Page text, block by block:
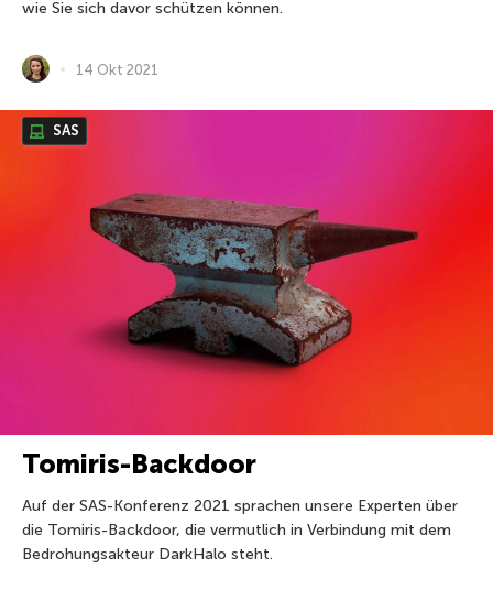
wie Sie sich davor schützen können.
14 Okt 2021
SAS
Tomiris-Backdoor
Auf der SAS-Konferenz 2021 sprachen unsere Experten über
die Tomiris-Backdoor, die vermutlich in Verbindung mit dem
Bedrohungsakteur DarkHalo steht.